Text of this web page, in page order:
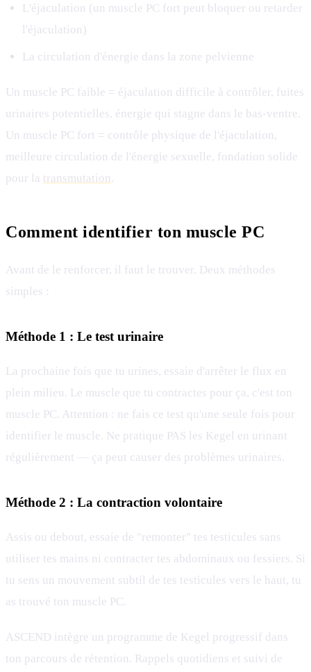
L'éjaculation (un muscle PC fort peut bloquer ou retarder
l'éjaculation)
La circulation d'énergie dans la zone pelvienne
Un muscle PC faible = éjaculation difficile à contrôler, fuites
urinaires potentielles, énergie qui stagne dans le bas-ventre.
Un muscle PC fort = contrôle physique de l'éjaculation,
meilleure circulation de l'énergie sexuelle, fondation solide
pour la transmutation .
Comment identifier ton muscle PC
Avant de le renforcer, il faut le trouver. Deux méthodes
simples :
Méthode 1 : Le test urinaire
La prochaine fois que tu urines, essaie d'arrêter le flux en
plein milieu. Le muscle que tu contractes pour ça, c'est ton
muscle PC. Attention : ne fais ce test qu'une seule fois pour
identifier le muscle. Ne pratique PAS les Kegel en urinant
régulièrement — ça peut causer des problèmes urinaires.
Méthode 2 : La contraction volontaire
Assis ou debout, essaie de "remonter" tes testicules sans
utiliser tes mains ni contracter tes abdominaux ou fessiers. Si
tu sens un mouvement subtil de tes testicules vers le haut, tu
as trouvé ton muscle PC.
ASCEND intègre un programme de Kegel progressif dans
ton parcours de rétention. Rappels quotidiens et suivi de